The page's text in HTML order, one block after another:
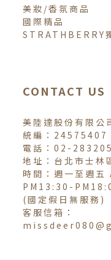
美妝/香氛商品
國際精品
STRATHBERRY
CONTACT US
美陸達股份有限公
統編：24575407
電話：02-
地址：台北市士林
時間：週一至週
PM13:30-
(國定假日無服務)
客服信箱：